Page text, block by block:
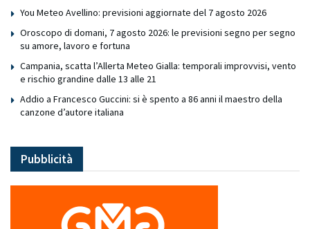
You Meteo Avellino: previsioni aggiornate del 7 agosto 2026
Oroscopo di domani, 7 agosto 2026: le previsioni segno per segno
su amore, lavoro e fortuna
Campania, scatta l’Allerta Meteo Gialla: temporali improvvisi, vento
e rischio grandine dalle 13 alle 21
Addio a Francesco Guccini: si è spento a 86 anni il maestro della
canzone d’autore italiana
Pubblicità